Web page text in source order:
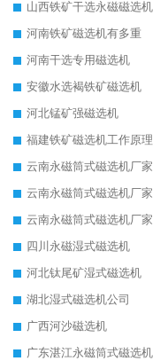
山西铁矿干选永磁磁选机
河南铁矿磁选机有多重
河南干选专用磁选机
安徽水选褐铁矿磁选机
河北锰矿强磁选机
福建铁矿磁选机工作原理
云南永磁筒式磁选机厂家
云南永磁筒式磁选机厂家
云南永磁筒式磁选机厂家
四川永磁湿式磁选机
河北钛尾矿湿式磁选机
湖北湿式磁选机公司
广西河沙磁选机
广东湛江永磁筒式磁选机